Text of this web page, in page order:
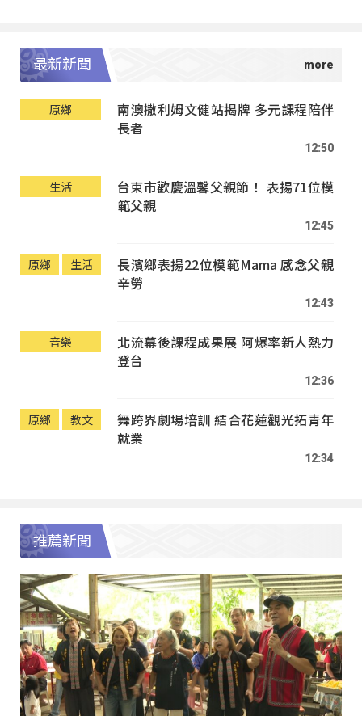
最新新聞
原鄉
南澳撒利姆文健站揭牌 多元課程陪伴
長者
12:50
生活
台東市歡慶溫馨父親節！ 表揚71位模
範父親
12:45
原鄉 生活
長濱鄉表揚22位模範Mama 感念父親
辛勞
12:43
音樂
北流幕後課程成果展 阿爆率新人熱力
登台
12:36
原鄉 教文
舞跨界劇場培訓 結合花蓮觀光拓青年
就業
12:34
推薦新聞